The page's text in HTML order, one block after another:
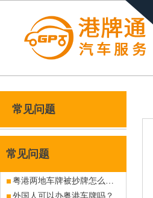
常见问题
常见问题
粤港两地车牌被抄牌怎么办？
外国人可以办粤港车牌吗？